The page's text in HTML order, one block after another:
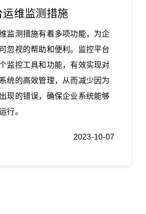
运维监测措施
监测措施有着多项功能，为企
忽视的帮助和便利。监控平台
监控工具和功能，有效实现对
统的高效管理，从而减少因为
现的错误，确保企业系统能够
行。
2023-10-07